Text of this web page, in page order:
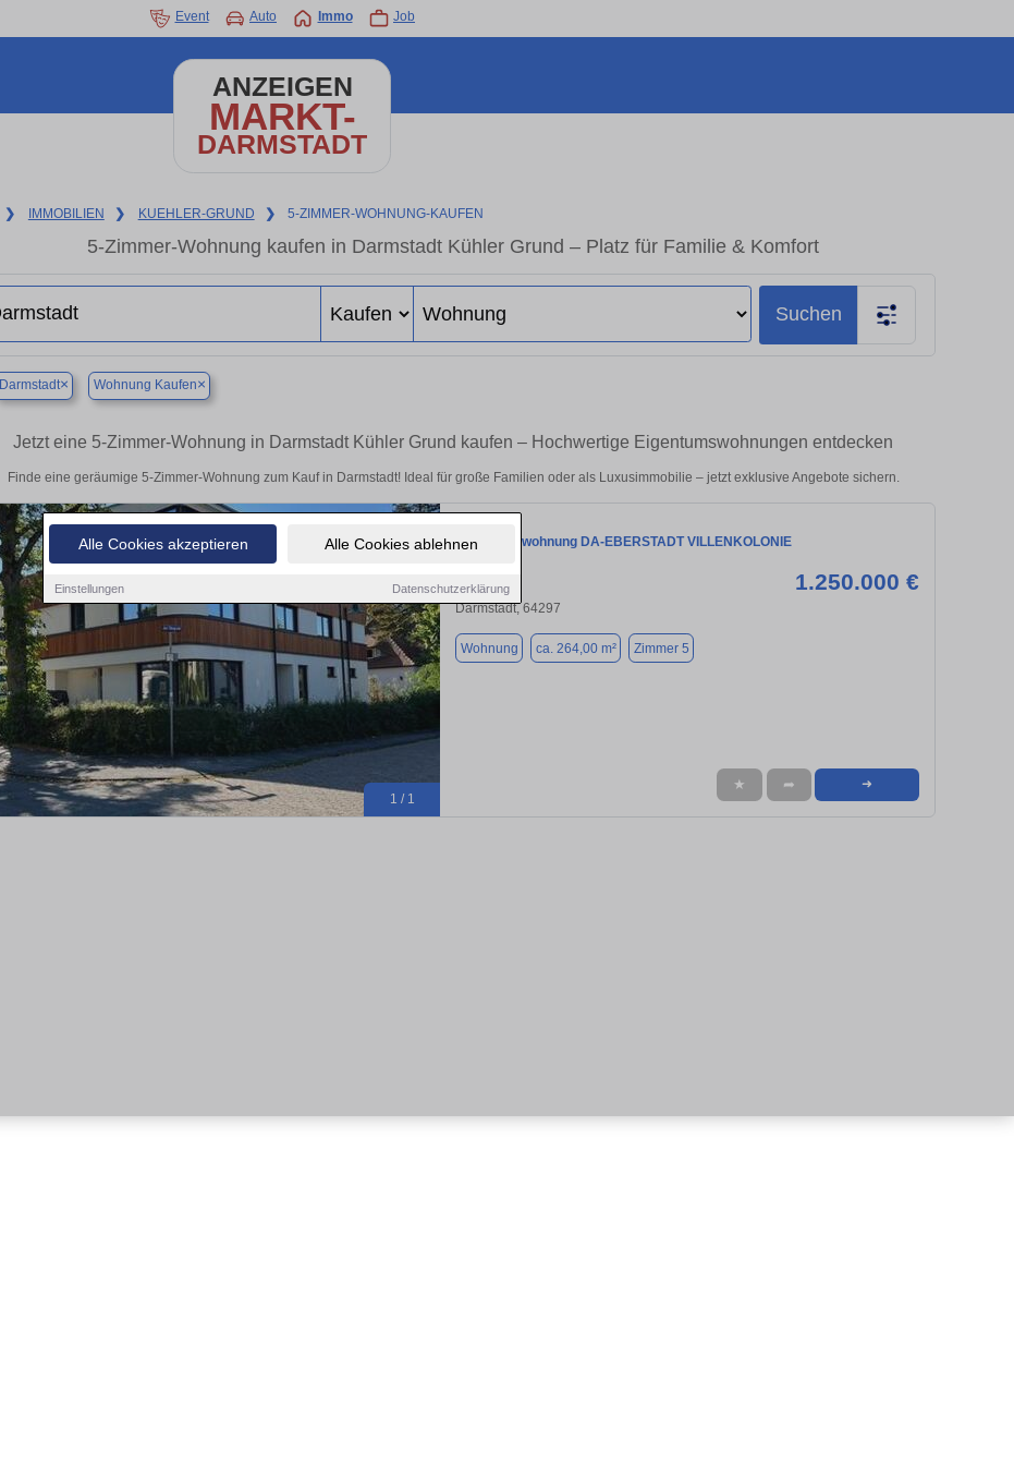
Alle Cookies akzeptieren Alle Cookies ablehnen
Einstellungen Datenschutzerklärung
Event Auto Immo Job
ANZEIGEN
MARKT-
DARMSTADT
❯ IMMOBILIEN ❯ KUEHLER-GRUND ❯ 5-ZIMMER-WOHNUNG-KAUFEN
5-Zimmer-Wohnung kaufen in Darmstadt Kühler Grund – Platz für Familie & Komfort
Suchen
Darmstadt× Wohnung Kaufen×
Jetzt eine 5-Zimmer-Wohnung in Darmstadt Kühler Grund kaufen – Hochwertige Eigentumswohnungen entdecken
Finde eine geräumige 5-Zimmer-Wohnung zum Kauf in Darmstadt! Ideal für große Familien oder als Luxusimmobilie – jetzt exklusive Angebote sichern.
1 / 1
Eigentumswohnung DA-EBERSTADT VILLENKOLONIE
1.250.000 €
Darmstadt, 64297
Wohnung ca. 264,00 m² Zimmer 5
★ ➦ ➜